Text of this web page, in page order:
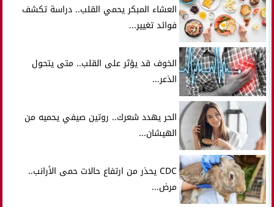
العشاء المبكر يحمي القلب.. دراسة تكشف
فوائد تغيير...
الخوف قد يؤثر على القلب.. متى يتحول
الذعر...
الحر يهدد شعرك.. روتين صيفي يحميه من
الهيشان...
CDC يحذر من ارتفاع حالات حمى الأرانب..
مرض...